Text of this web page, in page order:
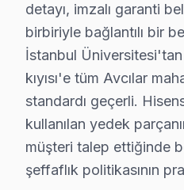
Avcılar'da Hisense
Avcılar'da Hisense
Yerinde teknik onarım
• Avcılar'de randevu
• Avcılar servisimizde
• Avcılar'de orijinal
• Avcılar servisimizde
detayı, imzalı garanti
birbiriyle bağlantılı bir
İstanbul
kıyısı'e tüm Avcılar
standardı geçerli.
kullanılan yedek
müşteri talep ettiğinde
şeffaflık politikasının